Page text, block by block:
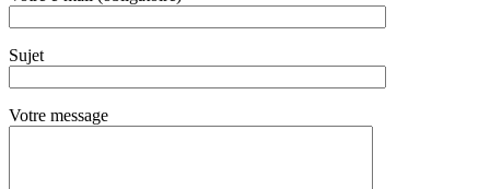
Sujet
Votre message